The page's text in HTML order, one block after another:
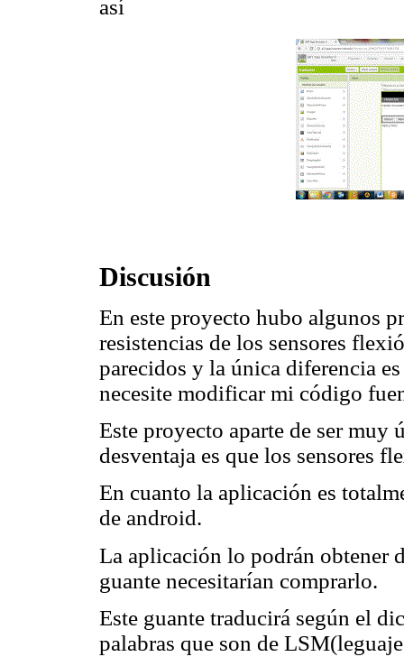
así
Discusión
En este proyecto hubo algunos
resistencias de los sensores
parecidos y la única diferencia
necesite modificar mi código
Este proyecto aparte de ser muy
desventaja es que los sensores
En cuanto la aplicación es
de android.
La aplicación lo podrán obtener
guante necesitarían comprarlo.
Este guante traducirá según el
palabras que son de